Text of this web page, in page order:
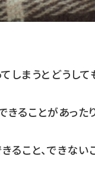
しまうとどうし
ることがあったり
ること、できな